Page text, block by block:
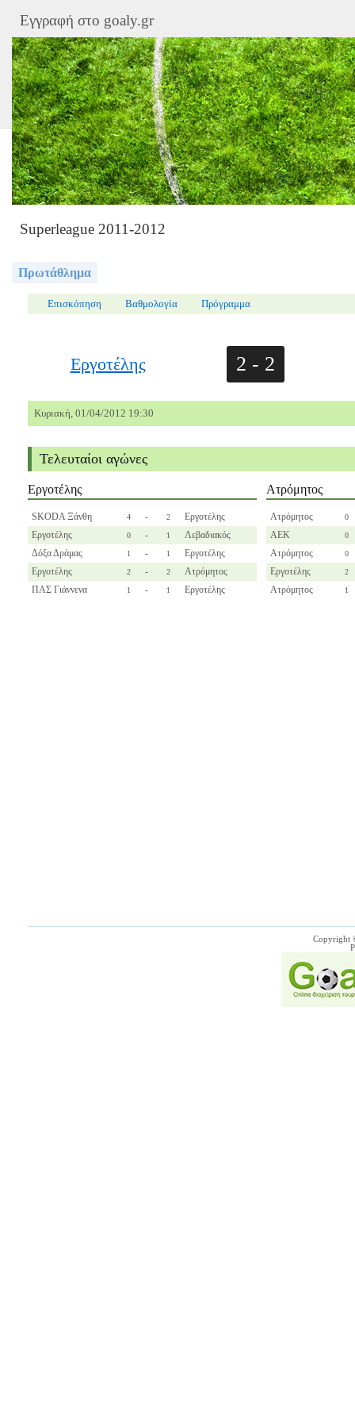
Εγγραφή στο goaly.gr
Superleague 2011-2012
Πρωτάθλημα
Επισκόπηση Βαθμολογία Πρόγραμμα
Εργοτέλης 2 - 2
Κυριακή, 01/04/2012 19:30
Τελευταίοι αγώνες
Εργοτέλης
SKODA Ξάνθη 4 - 2
Εργοτέλης
Εργοτέλης
0 - 1
Λεβαδιακός
Δόξα Δράμας
1 - 1
Εργοτέλης
Εργοτέλης
2 - 2
Ατρόμητος
ΠΑΣ Γιάννενα
1 - 1 Εργοτέλης
Ατρόμητος
Ατρόμητος 0
ΑΕΚ 0
Ατρόμητος 0
Εργοτέλης 2
Ατρόμητος 1
Copyright